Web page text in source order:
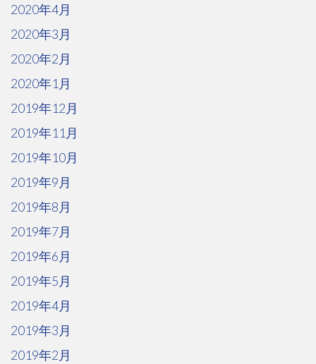
2020年4月
2020年3月
2020年2月
2020年1月
2019年12月
2019年11月
2019年10月
2019年9月
2019年8月
2019年7月
2019年6月
2019年5月
2019年4月
2019年3月
2019年2月